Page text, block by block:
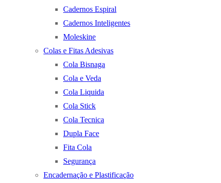
Cadernos Espiral
Cadernos Inteligentes
Moleskine
Colas e Fitas Adesivas
Cola Bisnaga
Cola e Veda
Cola Liquida
Cola Stick
Cola Tecnica
Dupla Face
Fita Cola
Segurança
Encadernação e Plastificação